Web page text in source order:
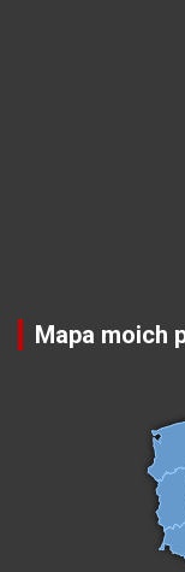
Mapa moich